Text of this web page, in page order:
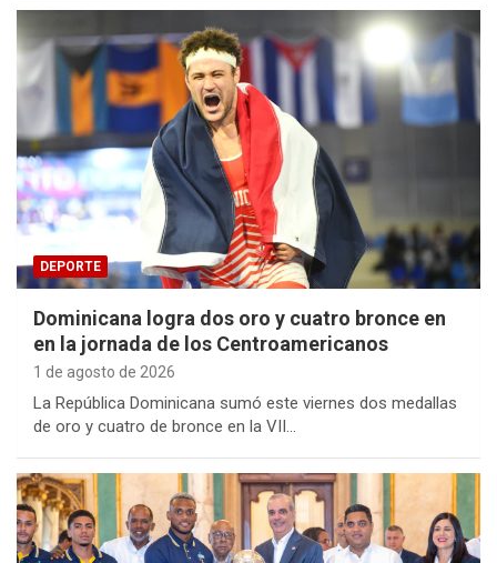
DEPORTE
Dominicana logra dos oro y cuatro bronce en
en la jornada de los Centroamericanos
1 de agosto de 2026
La República Dominicana sumó este viernes dos medallas
de oro y cuatro de bronce en la VII…